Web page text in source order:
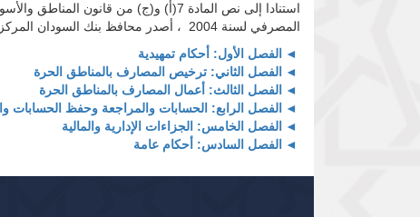
المصرفي لسنة 2004 ، أصدر محافظ بنك السودان المركزي اللائحة الآتي نصها:
الفصل الأول: أحكام تمهيدية
الفصل الثاني: ترخيص المصارف بالمناطق الحرة
الفصل الثالث: أعمال المصارف بالمناطق الحرة
الفصل الرابع: الحسابات والمراجعة وحفظ الحسابات
الفصل الخامس: الجزاءات الإدارية والمالية
الفصل السادس: أحكام عامة